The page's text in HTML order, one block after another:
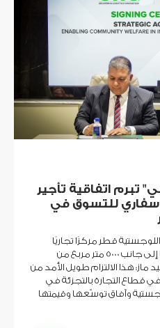
اتفاقية تأجير
سفاري للتسوق في
قطر مركزًا تجاريًا
للتسوق بمساحة 3613 مترًا مربعًا إلى جانب 5000 متر مربع من
هذا الالتزام طويل الأمد من
في قطاع التجارة بالتجزئة في
وآفاق توسّعها وقيمتها